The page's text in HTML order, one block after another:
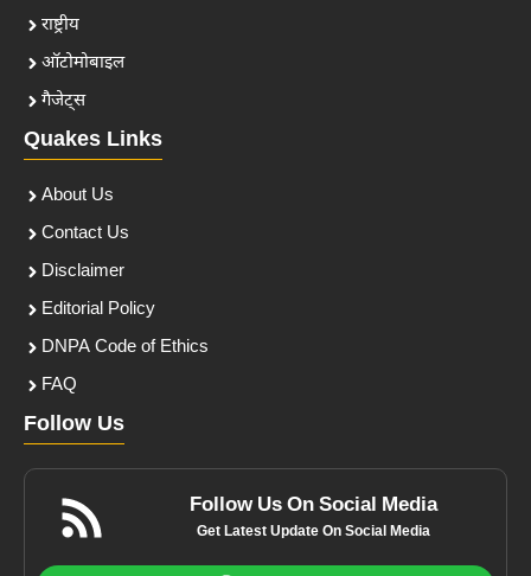
राष्ट्रीय
ऑटोमोबाइल
गैजेट्स
Quakes Links
About Us
Contact Us
Disclaimer
Editorial Policy
DNPA Code of Ethics
FAQ
Follow Us
Follow Us On Social Media
Get Latest Update On Social Media